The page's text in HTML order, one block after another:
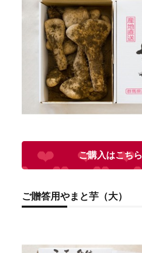
ご購入はこちら
ご贈答用やまと芋（大）